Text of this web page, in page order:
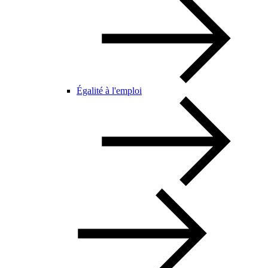
Égalité à l'emploi